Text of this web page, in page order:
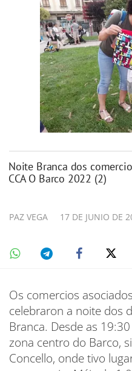
Noite Branca dos comercios asociados ao
CCA O Barco 2022 (2)
17 DE JUNIO DE
PAZ VEGA
Os comercios
celebraron a noite dos
Branca. Desde as
zona centro do Barco,
Concello, onde tivo